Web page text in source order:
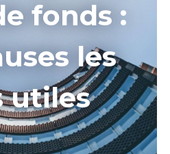
fonds :
les
utiles